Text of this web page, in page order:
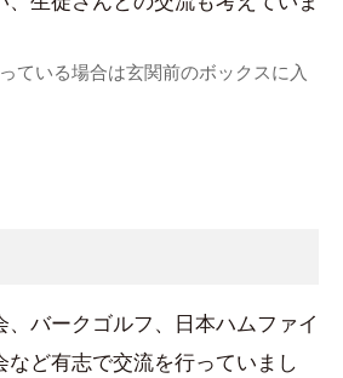
ている場合は玄関前のボックスに入
バークゴルフ、日本ハムファイ
など有志で交流を行っていまし